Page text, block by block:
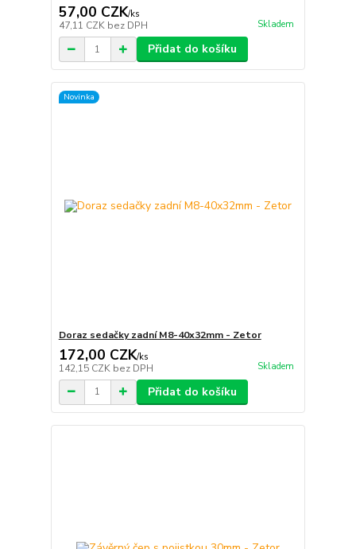
57,00 CZK/ks
47,11 CZK bez DPH Skladem
Přidat do košíku
Novinka
Doraz sedačky zadní M8-40x32mm - Zetor
172,00 CZK/ks
142,15 CZK bez DPH Skladem
Přidat do košíku